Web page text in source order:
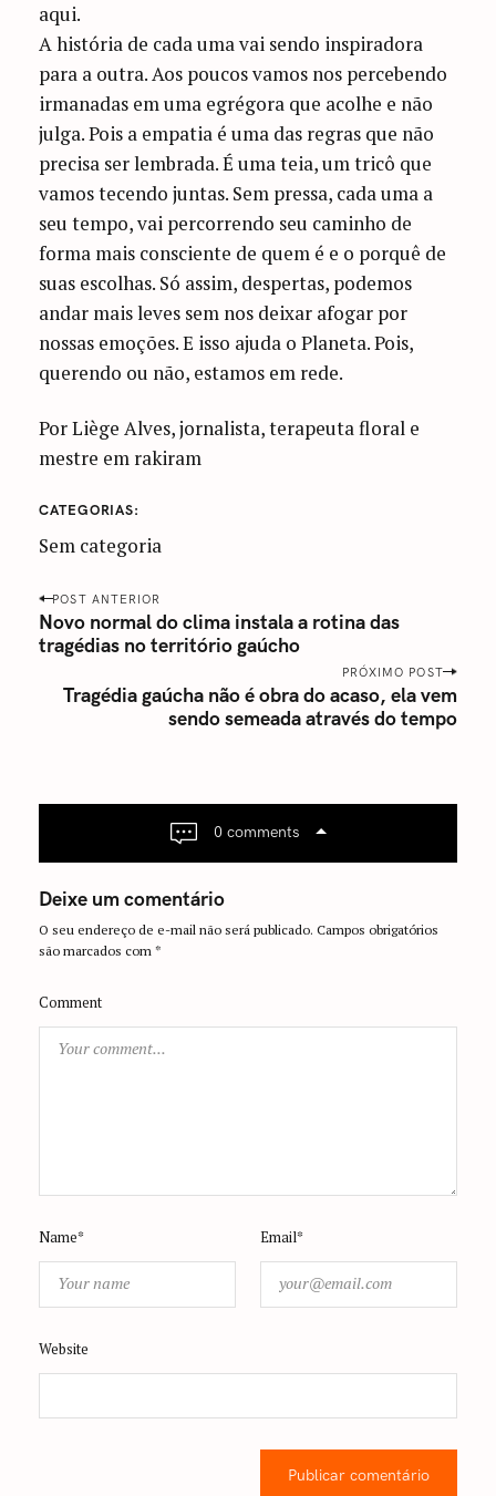
aqui.
A história de cada uma vai sendo inspiradora
para a outra. Aos poucos vamos nos percebendo
irmanadas em uma egrégora que acolhe e não
julga. Pois a empatia é uma das regras que não
precisa ser lembrada. É uma teia, um tricô que
vamos tecendo juntas. Sem pressa, cada uma a
seu tempo, vai percorrendo seu caminho de
forma mais consciente de quem é e o porquê de
suas escolhas. Só assim, despertas, podemos
andar mais leves sem nos deixar afogar por
nossas emoções. E isso ajuda o Planeta. Pois,
querendo ou não, estamos em rede.
Por Liège Alves, jornalista, terapeuta floral e
mestre em rakiram
CATEGORIAS
Sem categoria
P
o
s
g
t
i
n
POST ANTERIOR
Novo normal do clima instala a rotina das
tragédias no território gaúcho
PRÓXIMO POST
Tragédia gaúcha não é obra do acaso, ela vem
sendo semeada através do tempo
0 comments
Deixe um comentário
O seu endereço de e-mail não será publicado. Campos obrigatórios
são marcados com*
Comment
Name* Email*
Website
Publicar comentário